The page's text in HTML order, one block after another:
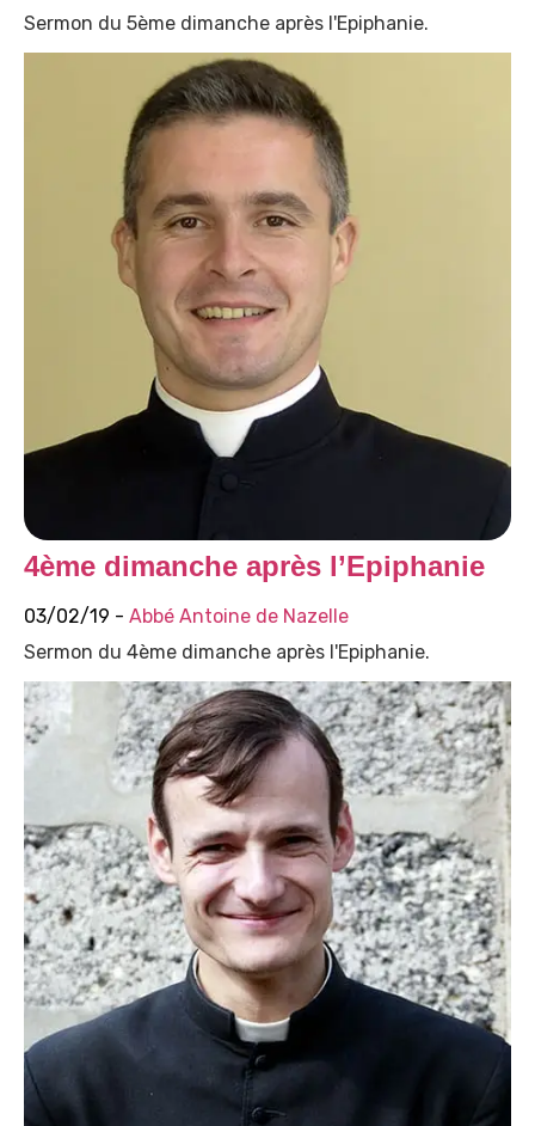
Sermon du 5ème dimanche après l'Epiphanie.
4ème dimanche après l’Epiphanie
03/02/19 - Abbé Antoine de Nazelle
Sermon du 4ème dimanche après l'Epiphanie.